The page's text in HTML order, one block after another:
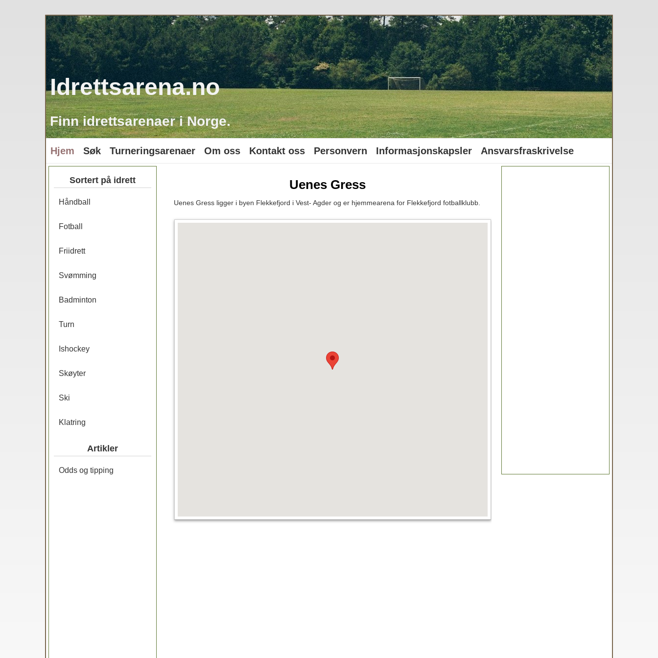
Idrettsarena.no
Finn idrettsarenaer i Norge.
Hjem Søk Turneringsarenaer Om oss Kontakt oss Personvern Informasjonskapsler Ansvarsfraskrivelse
Sortert på idrett
Håndball
Fotball
Friidrett
Svømming
Badminton
Turn
Ishockey
Skøyter
Ski
Klatring
Artikler
Odds og tipping
Uenes Gress
Uenes Gress ligger i byen Flekkefjord i Vest- Agder og er hjemmearena for Flekkefjord fotballklubb.